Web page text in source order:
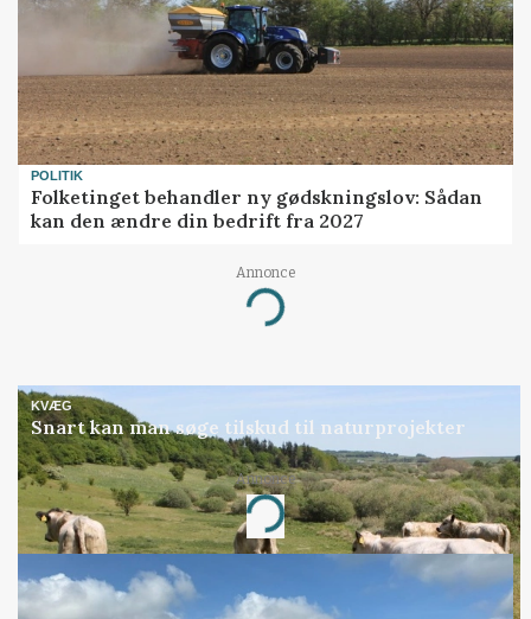
POLITIK
Folketinget behandler ny gødskningslov: Sådan
kan den ændre din bedrift fra 2027
Annonce
Loading...
KVÆG
Snart kan man søge tilskud til naturprojekter
Annonce
Loading...